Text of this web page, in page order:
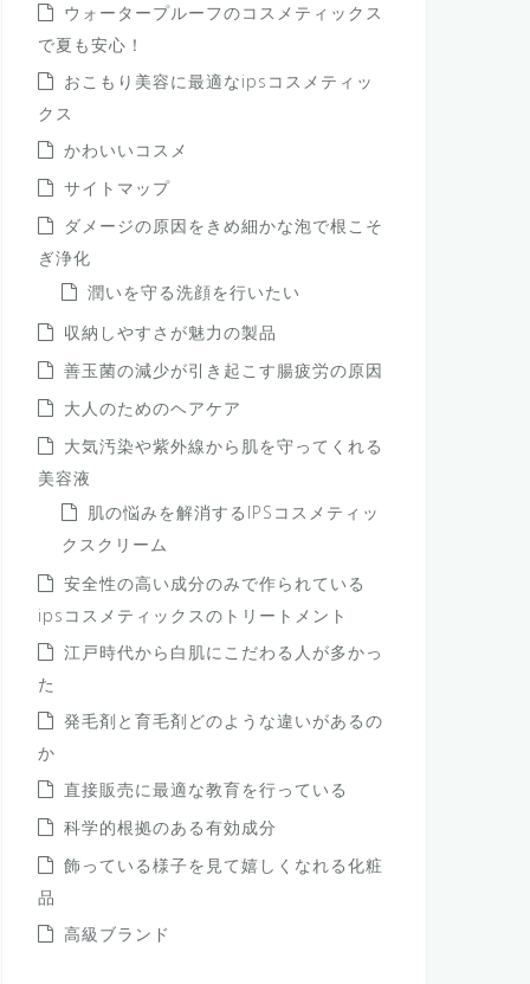
ウォータープルーフのコスメティックス
で夏も安心！
おこもり美容に最適なipsコスメティッ
クス
かわいいコスメ
サイトマップ
ダメージの原因をきめ細かな泡で根こそ
ぎ浄化
潤いを守る洗顔を行いたい
収納しやすさが魅力の製品
善玉菌の減少が引き起こす腸疲労の原因
大人のためのヘアケア
大気汚染や紫外線から肌を守ってくれる
美容液
肌の悩みを解消するIPSコスメティッ
クスクリーム
安全性の高い成分のみで作られている
ipsコスメティックスのトリートメント
江戸時代から白肌にこだわる人が多かっ
た
発毛剤と育毛剤どのような違いがあるの
か
直接販売に最適な教育を行っている
科学的根拠のある有効成分
飾っている様子を見て嬉しくなれる化粧
品
高級ブランド